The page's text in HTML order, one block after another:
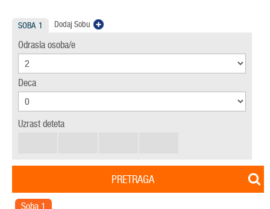
SOBA 1 Dodaj Sobu
Odrasla osoba/e
Deca
Uzrast deteta
PRETRAGA
Soba 1